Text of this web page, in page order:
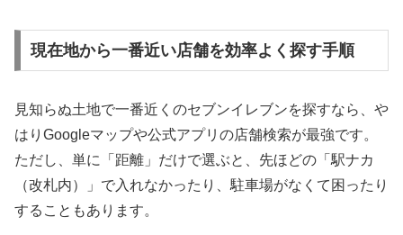
現在地から一番近い店舗を効率よく探す手順
見知らぬ土地で一番近くのセブンイレブンを探すなら、や
はりGoogleマップや公式アプリの店舗検索が最強です。
ただし、単に「距離」だけで選ぶと、先ほどの「駅ナカ
（改札内）」で入れなかったり、駐車場がなくて困ったり
することもあります。